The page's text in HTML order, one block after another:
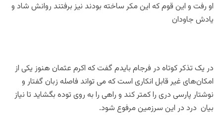
او رفت و این قوم که این مکر ساخته بودند نیز برفتند روانش شاد و
یادش جاودان
در یک تذکر کوتاه در فرجام بایدم گفت که اکرم عثمان هنوز یکی از
امکان‌های غیر قابل انکاری است که می تواند فاصله زبان گفتار و
نوشتار پارسی دری را کمتر کند و راهی را به روی توده بگشاید تا نیاز
بیان درد در این سرزمین مرفوع شود.